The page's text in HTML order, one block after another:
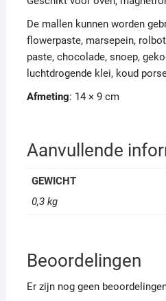
De mallen kunnen worden
flowerpaste, marsepein,
paste, chocolade, snoep,
luchtdrogende klei, koud
Afmeting: 14 × 9 cm
Aanvullende
GEWICHT
0,3 kg
Beoordelingen
Er zijn nog geen